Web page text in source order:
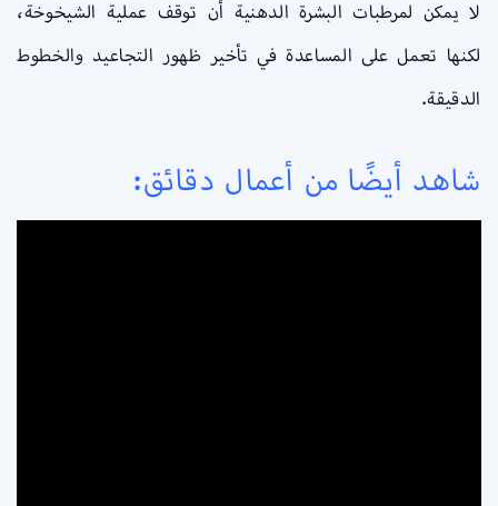
لا يمكن لمرطبات البشرة الدهنية أن توقف عملية الشيخوخة،
لكنها تعمل على المساعدة في تأخير ظهور التجاعيد والخطوط
الدقيقة.
شاهد أيضًا من أعمال دقائق: